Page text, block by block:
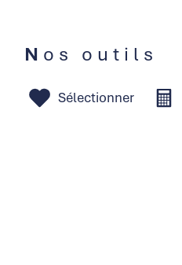
Nos outils
Sélectionner